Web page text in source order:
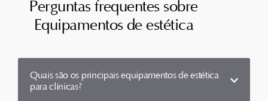
Perguntas frequentes sobre
Equipamentos de estética
Quais são os principais equipamentos de estética
para clínicas?